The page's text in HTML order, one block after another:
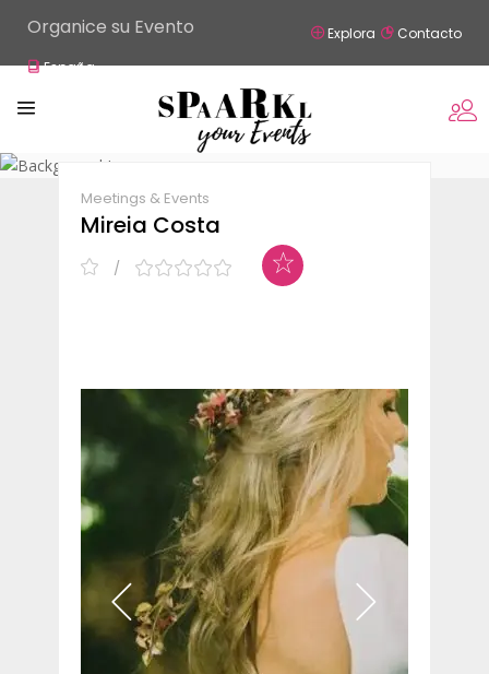
Organice su Evento
España
Explora Contacto
Share
Meetings & Events
Mireia Costa